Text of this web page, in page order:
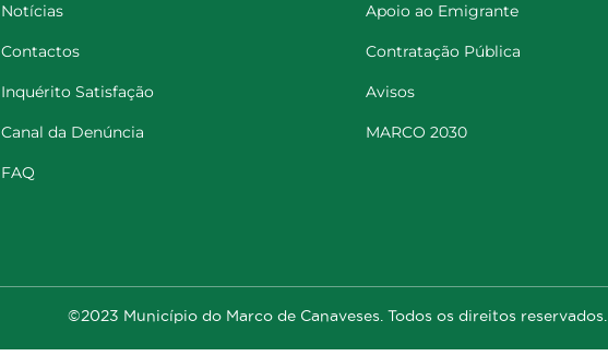
Notícias
Contactos
Inquérito Satisfação
Canal da Denúncia
FAQ
Apoio ao Emigrante
Contratação Pública
Avisos
MARCO 2030
©2023 Município do Marco de Canaveses. Todos os direitos reservados.